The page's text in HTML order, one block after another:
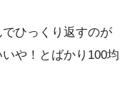
ひっくり返すのが
や！とばかり100均